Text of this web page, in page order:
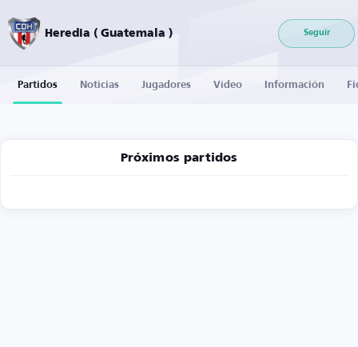
Heredia ( Guatemala ) Seguir
Partidos Noticias Jugadores Vídeo Información
Próximos partidos